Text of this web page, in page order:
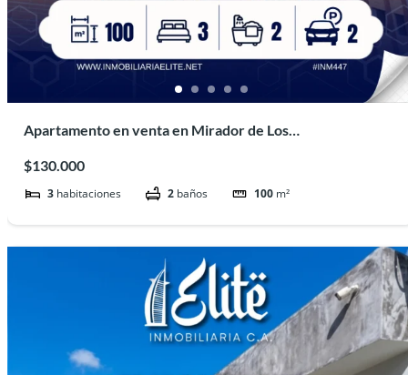
Apartamento en venta en Mirador de Los
$130.000
3 habitaciones 2 baños 100 m²